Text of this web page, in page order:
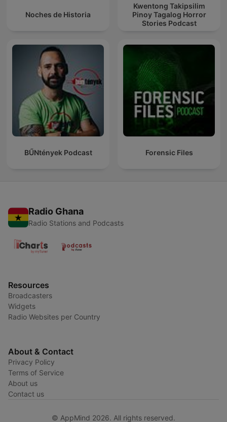
Noches de Historia
Kwentong Takipsilim
Pinoy Tagalog Horror
Stories Podcast
BŰNtények Podcast Forensic Files
Radio Ghana
Radio Stations and Podcasts
Resources
Broadcasters
Widgets
Radio Websites per Country
About & Contact
Privacy Policy
Terms of Service
About us
Contact us
© AppMind 2026. All rights reserved.